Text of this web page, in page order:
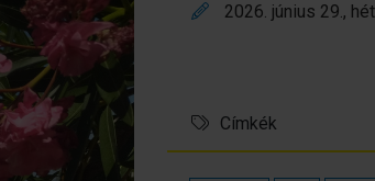
2026. június 29.,
Címkék